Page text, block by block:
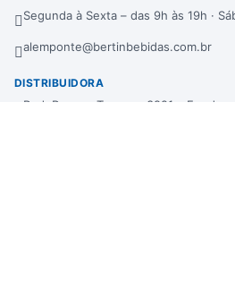
Segunda à Sexta – das 9h às 19h ·
alemponte@bertinbebidas.com.br
DISTRIBUIDORA
Rod. Raposo Tavares, 3921 –